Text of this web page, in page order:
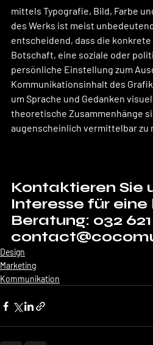
mittels Typografie, Bild, Farbe
des Werks ist meist
entscheidend, dass die
Botschaft, eine soziale oder
persönliche Einstellung zum
Kommunikationsinhalt des
um Sprache und Gedanken
theoretische Zusammenhänge
augenscheinlich vermittelbar zu
Kontaktieren Sie
Interesse für
Beratung: 032 621
Design
Marketing
Kommunikation